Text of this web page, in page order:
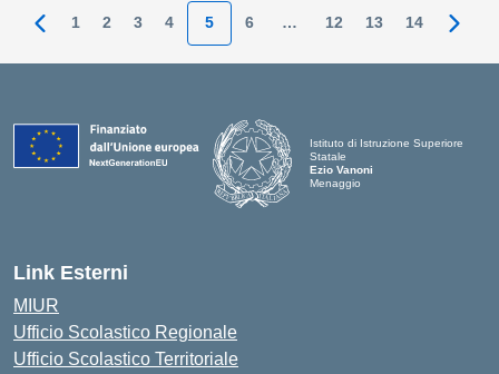
Pagina precedente
1 2 3 4 5 6 … 12 13 14
Istituto di Istruzione Superiore
Statale
Ezio Vanoni
Menaggio
Link Esterni
MIUR
Ufficio Scolastico Regionale
Ufficio Scolastico Territoriale